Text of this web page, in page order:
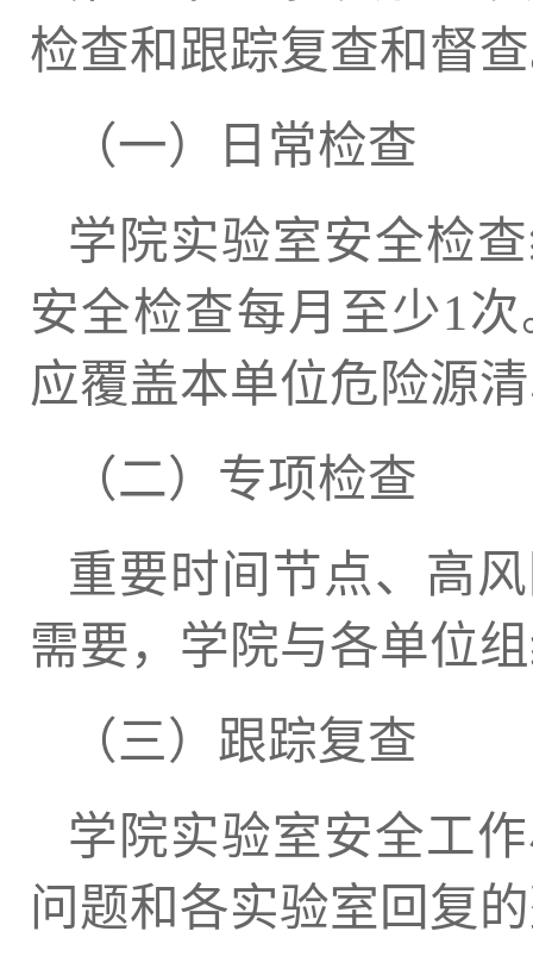
检查和跟踪复查和督
（一）日常检查
学院实验室安全检
安全检查每月至少1
应覆盖本单位危险源
（二）专项检查
重要时间节点、高
需要，学院与各单位
（三）跟踪复查
学院实验室安全工
问题和各实验室回复